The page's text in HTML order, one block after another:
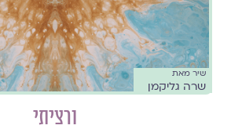
שיר מאת
שרה גליקמן
ורציתי